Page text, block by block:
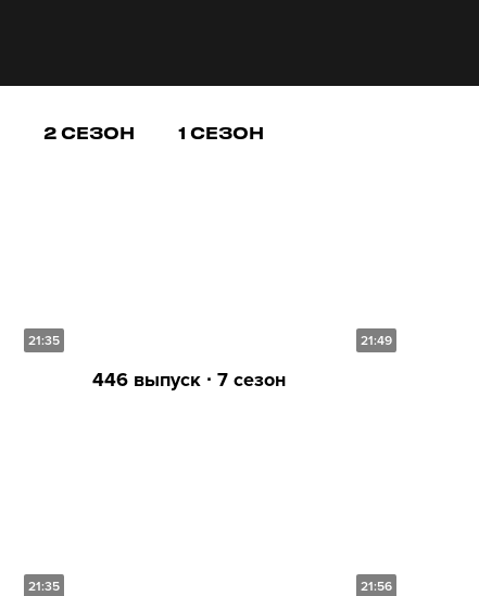
2 СЕЗОН 1 СЕЗОН
21:35 21:49
446 выпуск ∙ 7 сезон
21:35 21:56